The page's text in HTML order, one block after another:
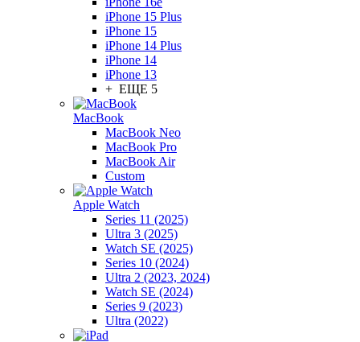
iPhone 15 Plus
iPhone 15
iPhone 14 Plus
iPhone 14
iPhone 13
+ ЕЩЕ 5
MacBook
MacBook Neo
MacBook Pro
MacBook Air
Custom
Apple Watch
Series 11 (2025)
Ultra 3 (2025)
Watch SE (2025)
Series 10 (2024)
Ultra 2 (2023, 2024)
Watch SE (2024)
Series 9 (2023)
Ultra (2022)